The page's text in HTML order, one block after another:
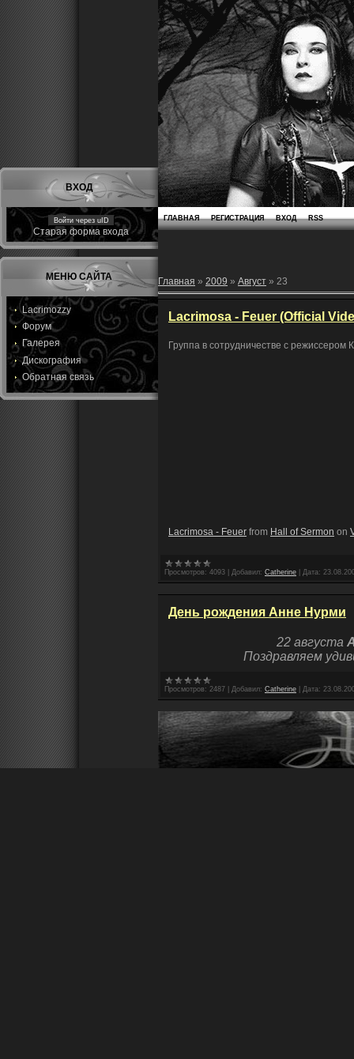
ВХОД
Войти через uID
Старая форма входа
МЕНЮ САЙТА
Lacrimozzy
Форум
Галерея
Дискография
Обратная связь
ГЛАВНАЯ РЕГИСТРАЦИЯ ВХОД RSS
Главная » 2009 » Август » 23
Lacrimosa - Feuer (Official
Группа в сотрудничестве с
Lacrimosa - Feuer from Hall of Sermon on
Просмотров: 4093 Добавил: Catherine Дата:
День рождения Анне Нурми
22 августа
Поздравляем
Просмотров: 2487 Добавил: Catherine Дата: